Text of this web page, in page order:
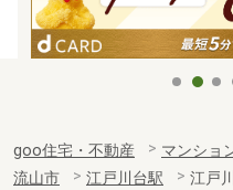
goo住宅・不動産 マンショ
流山市
江戸川台駅 江戸